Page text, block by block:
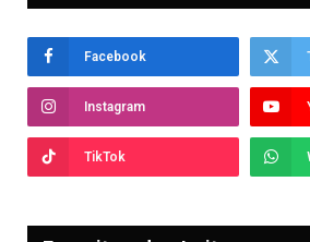
Facebook
Instagram
TikTok